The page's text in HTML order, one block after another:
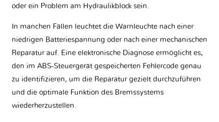
oder ein Problem am Hydraulikblock sein.
In manchen Fällen leuchtet die Warnleuchte nach einer
niedrigen Batteriespannung oder nach einer mechanischen
Reparatur auf. Eine elektronische Diagnose ermöglicht es,
den im ABS-Steuergerät gespeicherten Fehlercode genau
zu identifizieren, um die Reparatur gezielt durchzuführen
und die optimale Funktion des Bremssystems
wiederherzustellen.